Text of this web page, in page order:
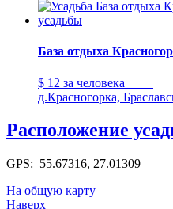
База отдыха
$ 12 за человека
д.Красногорка,
Расположение
GPS: 55.67316, 27.01309
На общую карту
Наверх